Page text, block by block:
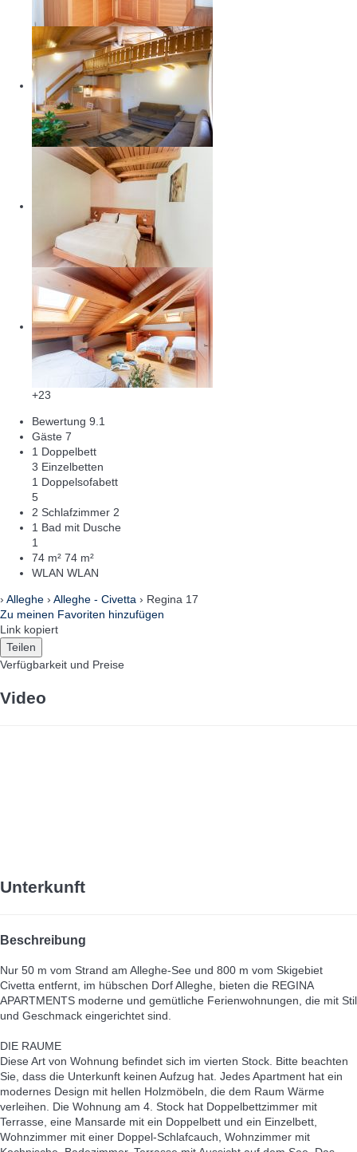
+23
Bewertung 9.1
Gäste 7
1 Doppelbett
3 Einzelbetten
1 Doppelsofabett
5
2 Schlafzimmer 2
1 Bad mit Dusche
1
74 m² 74 m²
WLAN WLAN
› Alleghe › Alleghe - Civetta › Regina 17
Zu meinen Favoriten hinzufügen
Link kopiert
Teilen
Verfügbarkeit und Preise
Video
Unterkunft
Beschreibung
Nur 50 m vom Strand am Alleghe-See und 800 m vom Skigebiet
Civetta entfernt, im hübschen Dorf Alleghe, bieten die REGINA
APARTMENTS moderne und gemütliche Ferienwohnungen, die mit Stil
und Geschmack eingerichtet sind.
DIE RAUME
Diese Art von Wohnung befindet sich im vierten Stock. Bitte beachten
Sie, dass die Unterkunft keinen Aufzug hat. Jedes Apartment hat ein
modernes Design mit hellen Holzmöbeln, die dem Raum Wärme
verleihen. Die Wohnung am 4. Stock hat Doppelbettzimmer mit
Terrasse, eine Mansarde mit ein Doppelbett und ein Einzelbett,
Wohnzimmer mit einer Doppel-Schlafcauch, Wohnzimmer mit